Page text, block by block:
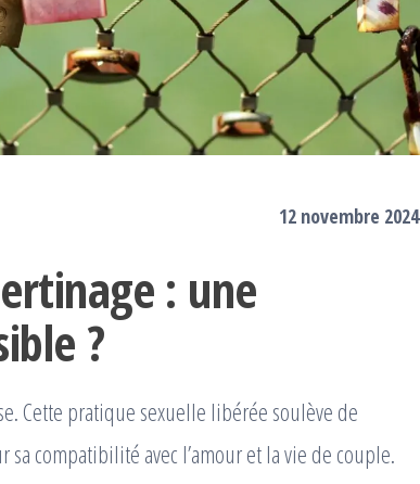
12 novembre 2024
: une
?
Cette pratique sexuelle libérée soulève de
compatibilité avec l’amour et la vie de couple.